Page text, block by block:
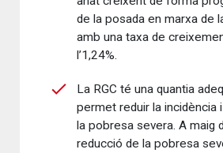
de la posada en marxa de
amb una taxa de
l’1,24%.
La RGC té una quantia
permet reduir la incidència
la pobresa severa. A maig
reducció de la pobresa